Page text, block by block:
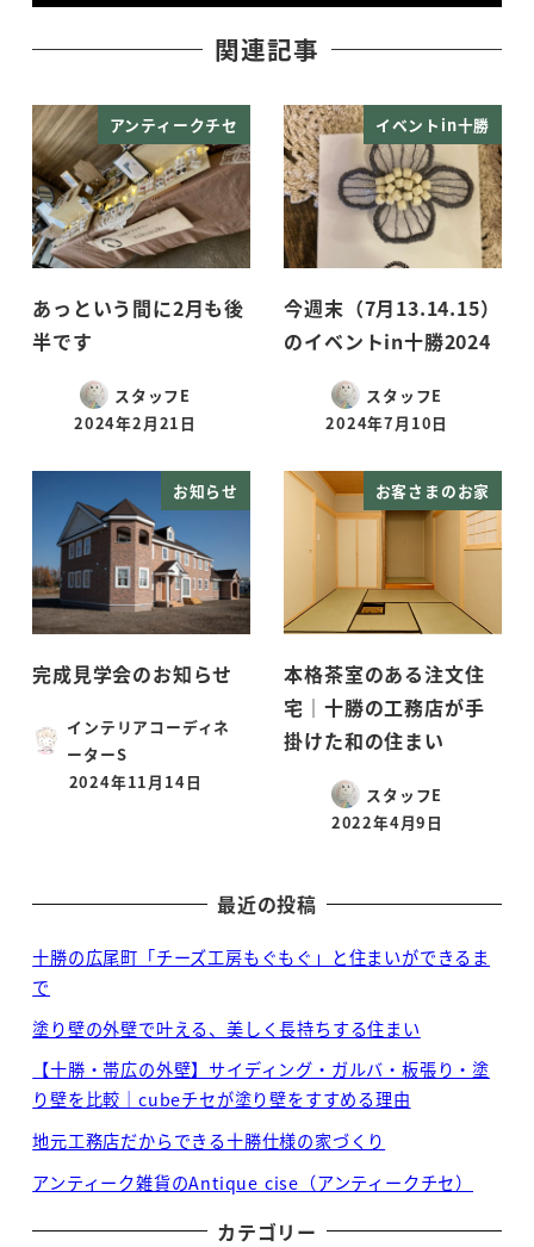
関連記事
アンティークチセ
あっという間に2月も後
半です
スタッフE
投稿日
2024年2月21日
イベントin十勝
今週末（7月13.14.15）
のイベントin十勝2024
スタッフE
投稿日
2024年7月10日
お知らせ
完成見学会のお知らせ
インテリアコーディネ
ーターS
投稿日
2024年11月14日
お客さまのお家
本格茶室のある注文住
宅｜十勝の工務店が手
掛けた和の住まい
スタッフE
投稿日
2022年4月9日
最近の投稿
十勝の広尾町「チーズ工房もぐもぐ」と住まいができるま
で
塗り壁の外壁で叶える、美しく長持ちする住まい
【十勝・帯広の外壁】サイディング・ガルバ・板張り・塗
り壁を比較｜cubeチセが塗り壁をすすめる理由
地元工務店だからできる十勝仕様の家づくり
アンティーク雑貨のAntique cise（アンティークチセ）
カテゴリー